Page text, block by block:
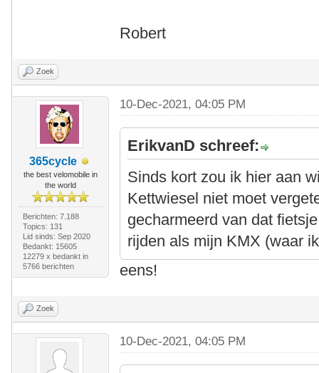
Robert
Zoek
365cycle
the best velomobile in
the world
Berichten: 7.188
Topics: 131
Lid sinds: Sep 2020
Bedankt: 15605
12279 x bedankt in
5766 berichten
10-Dec-2021, 04:05 PM
ErikvanD schreef:
Sinds kort zou ik hier aan
Kettwiesel niet moet
gecharmeerd van dat
rijden als mijn KMX (waar
eens!
Zoek
10-Dec-2021, 04:05 PM